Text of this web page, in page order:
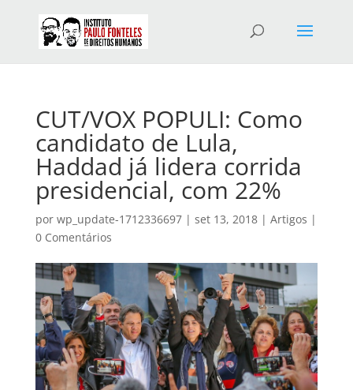
CUT/VOX POPULI: Como
candidato de Lula,
Haddad já lidera corrida
presidencial, com 22%
por wp_update-1712336697| set 13, 2018| Artigos |
0 Comentários